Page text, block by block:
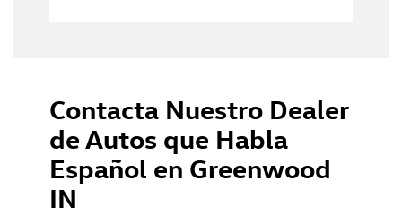
Contacta Nuestro Dealer
de Autos que Habla
Español en Greenwood
IN